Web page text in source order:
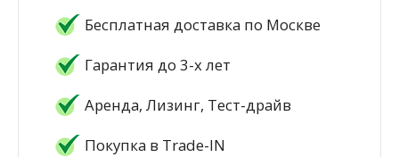
Бесплатная доставка по Москве
Гарантия до 3-х лет
Аренда, Лизинг, Тест-драйв
Покупка в Trade-IN